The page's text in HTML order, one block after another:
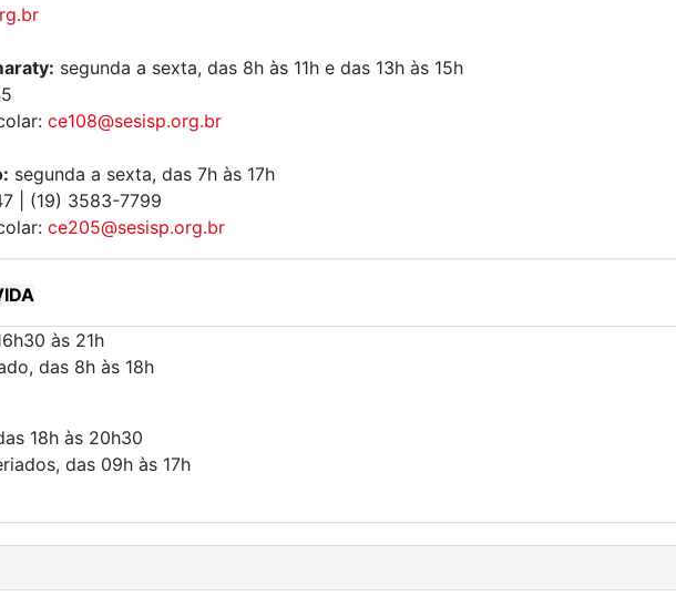
segunda a sexta, das 8h às 11h e das 13h às 15h
ce108@sesisp.org.br
segunda a sexta, das 7h às 17h
| (19) 3583-7799
ce205@sesisp.org.br
às 21h
das 8h às 18h
18h às 20h30
das 09h às 17h